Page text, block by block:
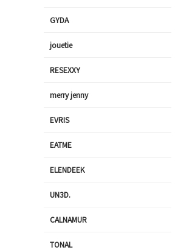
GYDA
jouetie
RESEXXY
merry jenny
EVRIS
EATME
ELENDEEK
UN3D.
CALNAMUR
TONAL